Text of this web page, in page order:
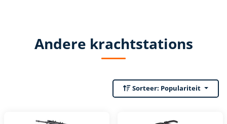
Andere krachtstations
Sorteer: Populariteit